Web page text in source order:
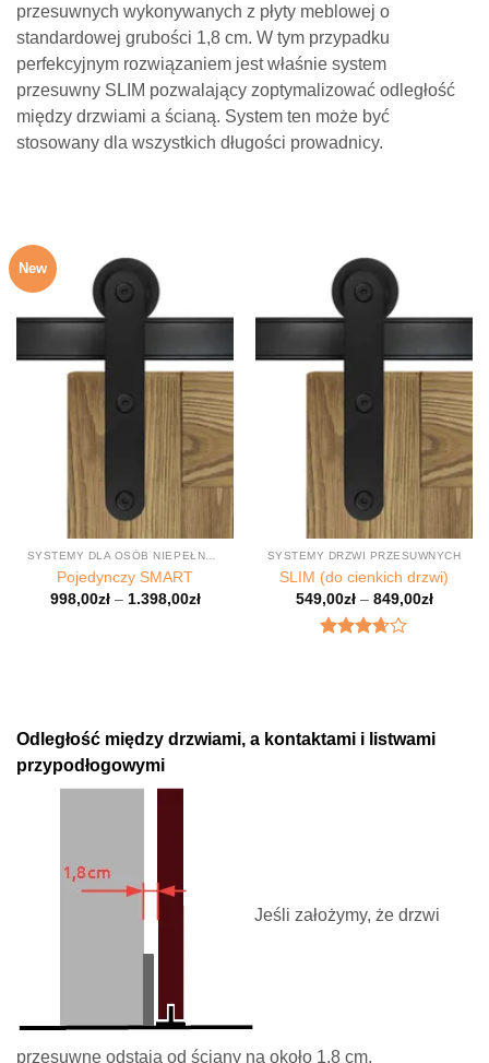
przesuwnych wykonywanych z płyty meblowej o
standardowej grubości 1,8 cm. W tym przypadku
perfekcyjnym rozwiązaniem jest właśnie system
przesuwny SLIM pozwalający zoptymalizować odległość
między drzwiami a ścianą. System ten może być
stosowany dla wszystkich długości prowadnicy.
New
SYSTEMY DLA OSÓB NIEPEŁNOSPRAWNYCH
Pojedynczy SMART
998,00zł– 1.398,00zł
SYSTEMY DRZWI PRZESUWNYCH
SLIM (do cienkich drzwi)
549,00zł– 849,00zł
Odległość między drzwiami, a kontaktami i listwami
przypodłogowymi
Jeśli założymy, że drzwi
przesuwne odstają od ściany na około 1,8 cm,